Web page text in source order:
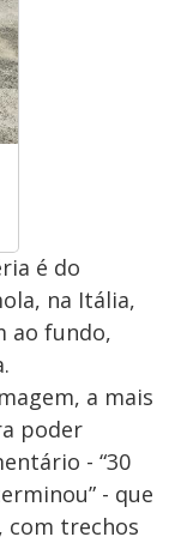
é do
na Itália,
ao fundo,
a mais
poder
- “30
- que
com trechos